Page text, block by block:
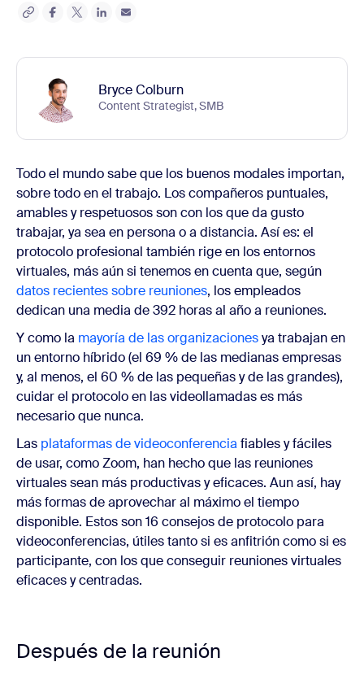
Bryce Colburn
Content Strategist, SMB
Todo el mundo sabe que los buenos modales importan,
sobre todo en el trabajo. Los compañeros puntuales,
amables y respetuosos son con los que da gusto
trabajar, ya sea en persona o a distancia. Así es: el
protocolo profesional también rige en los entornos
virtuales, más aún si tenemos en cuenta que, según
datos recientes sobre reuniones, los empleados
dedican una media de 392 horas al año a reuniones.
Y como la mayoría de las organizacionesya trabajan en
un entorno híbrido (el 69 % de las medianas empresas
y, al menos, el 60 % de las pequeñas y de las grandes),
cuidar el protocolo en las videollamadas es más
necesario que nunca.
Las plataformas de videoconferencia fiables y fáciles
de usar, como Zoom, han hecho que las reuniones
virtuales sean más productivas y eficaces. Aun así, hay
más formas de aprovechar al máximo el tiempo
disponible. Estos son 16 consejos de protocolo para
videoconferencias, útiles tanto si es anfitrión como si es
participante, con los que conseguir reuniones virtuales
eficaces y centradas.
Después de la reunión